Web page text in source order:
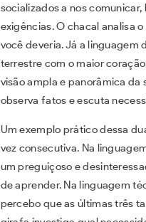
socializados a nos
exigências. O chacal analisa
você deveria. Já a linguagem
terrestre com o maior
visão ampla e panorâmica
observa fatos e escuta
Um exemplo prático dessa
vez consecutiva. Na
um preguiçoso e
de aprender. Na linguagem
percebo que as últimas três